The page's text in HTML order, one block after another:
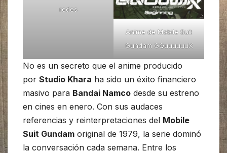
redes
Anime de Mobile Suit
Gundam GQuuuuuuX
No es un secreto que el anime producido
por Studio Khara ha sido un éxito financiero
masivo para Bandai Namco desde su estreno
en cines en enero. Con sus audaces
referencias y reinterpretaciones del Mobile
Suit Gundam original de 1979, la serie dominó
la conversación cada semana. Entre los